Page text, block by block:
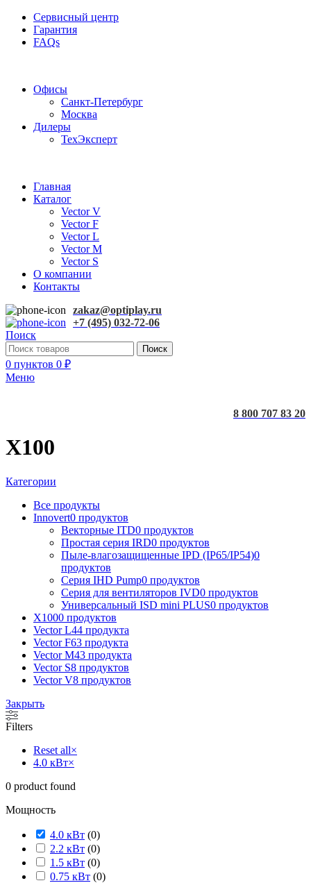
Сервисный центр
Гарантия
FAQs
Офисы
Санкт-Петербург
Москва
Дилеры
ТехЭксперт
Главная
Каталог
Vector V
Vector F
Vector L
Vector M
Vector S
О компании
Контакты
zakaz@optiplay.ru
+7 (495) 032-72-06
Поиск
Поиск
0 пунктов 0 ₽
Меню
8 800 707 83 20
X100
Категории
Все продукты
Innovert0 продуктов
Векторные ITD0 продуктов
Простая серия IRD0 продуктов
Пыле-влагозащищенные IPD (IP65/IP54)0
продуктов
Серия IHD Pump0 продуктов
Серия для вентиляторов IVD0 продуктов
Универсальный ISD mini PLUS0 продуктов
X1000 продуктов
Vector L44 продукта
Vector F63 продукта
Vector M43 продукта
Vector S8 продуктов
Vector V8 продуктов
Закрыть
Filters
Reset all×
4.0 кВт×
0 product found
Мощность
4.0 кВт (0)
2.2 кВт (0)
1.5 кВт (0)
0.75 кВт (0)